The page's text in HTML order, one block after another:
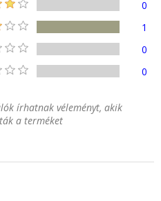
0
1
0
0
írhatnak véleményt, akik
a terméket